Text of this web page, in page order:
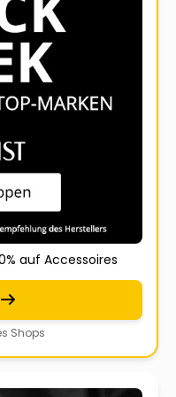
auf Accessoires
Shops